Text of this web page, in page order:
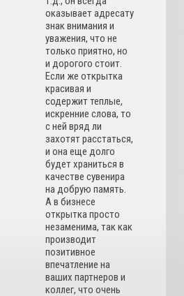
оказывает адресату
знак внимания и
уважения, что не
только приятно, но
и дорогого стоит.
Если же открытка
красивая и
содержит теплые,
искренние слова, то
с ней вряд ли
захотят расстаться,
и она еще долго
будет храниться в
качестве сувенира
на добрую память.
А в бизнесе
открытка просто
незаменима, так как
производит
позитивное
впечатление на
ваших партнеров и
коллег, что очень